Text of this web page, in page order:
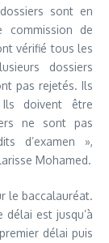
sont en
commission de
vérifié tous les
dossiers
pas rejetés. Ils
doivent être
ne sont pas
d’examen »,
Mohamed.
le baccalauréat.
est jusqu’à
délai puis